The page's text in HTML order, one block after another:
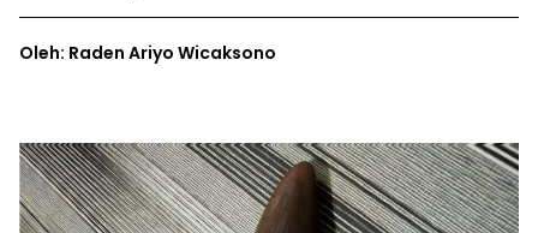
Oleh: Raden Ariyo Wicaksono